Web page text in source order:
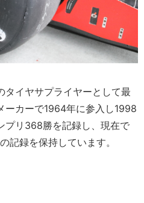
タイヤサプライヤーとして最
ーカーで1964年に参入し1998
プリ368勝を記録し、現在で
記録を保持しています。